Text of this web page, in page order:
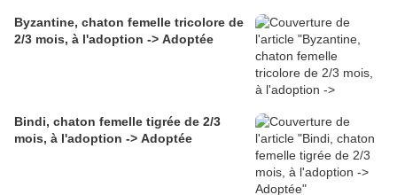
Byzantine, chaton femelle tricolore de
2/3 mois, à l'adoption -> Adoptée
Bindi, chaton femelle tigrée de 2/3
mois, à l'adoption -> Adoptée